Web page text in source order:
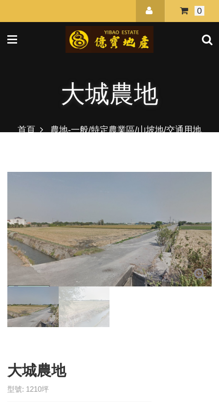
0
大城農地
首頁
農地-一般/特定農業區/山坡地/交通用地
型號: 1210坪